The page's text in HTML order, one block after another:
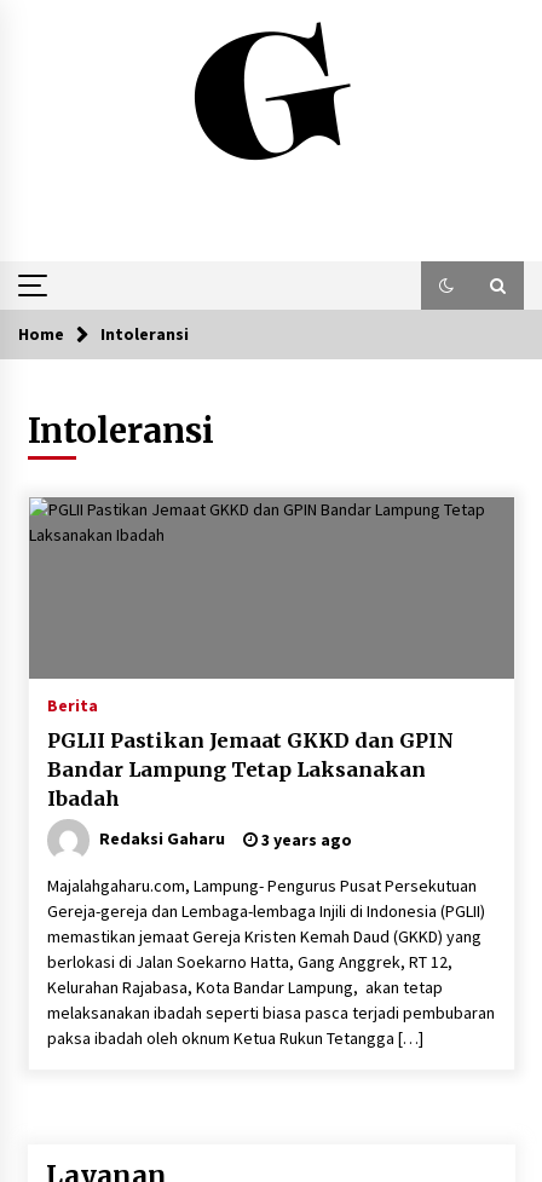
Home Intoleransi
Intoleransi
Berita
PGLII Pastikan Jemaat GKKD dan GPIN
Bandar Lampung Tetap Laksanakan
Ibadah
Redaksi Gaharu 3 years ago
Majalahgaharu.com, Lampung- Pengurus Pusat Persekutuan
Gereja-gereja dan Lembaga-lembaga Injili di Indonesia (PGLII)
memastikan jemaat Gereja Kristen Kemah Daud (GKKD) yang
berlokasi di Jalan Soekarno Hatta, Gang Anggrek, RT 12,
Kelurahan Rajabasa, Kota Bandar Lampung, akan tetap
melaksanakan ibadah seperti biasa pasca terjadi pembubaran
paksa ibadah oleh oknum Ketua Rukun Tetangga […]